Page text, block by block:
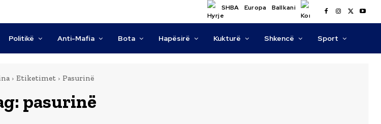
SHBA Europa Ballkani
Politikë Anti-Mafia Bota Hapësirë Kukturë Shkencë Sport
Etiketimet Pasurinë
pasurinë